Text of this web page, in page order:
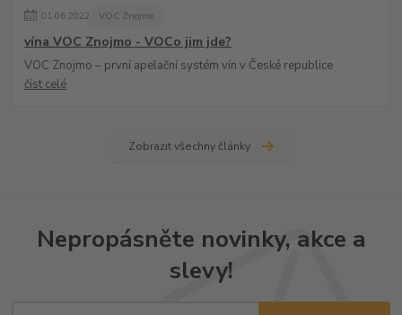
01.06.2022 VOC Znojmo
vína VOC Znojmo - VOCo jim jde?
VOC Znojmo – první apelační systém vín v České republice
číst celé
Zobrazit všechny články
Nepropásněte novinky, akce a
slevy!